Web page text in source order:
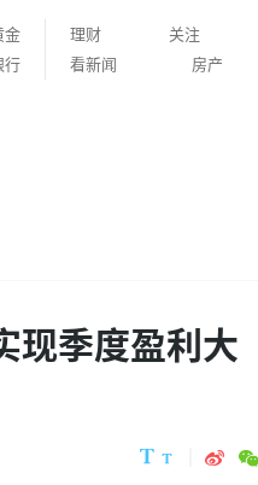
金
行
理财 关注
看新闻
房产
现季度盈利大